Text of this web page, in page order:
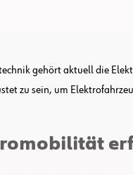
gehört aktuell die
zu sein, um